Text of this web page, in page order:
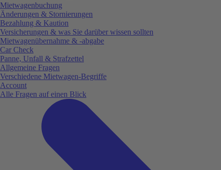
Mietwagenbuchung
Änderungen & Stornierungen
Bezahlung & Kaution
Versicherungen & was Sie darüber wissen sollten
Mietwagenübernahme & -abgabe
Car Check
Panne, Unfall & Strafzettel
Allgemeine Fragen
Verschiedene Mietwagen-Begriffe
Account
Alle Fragen auf einen Blick